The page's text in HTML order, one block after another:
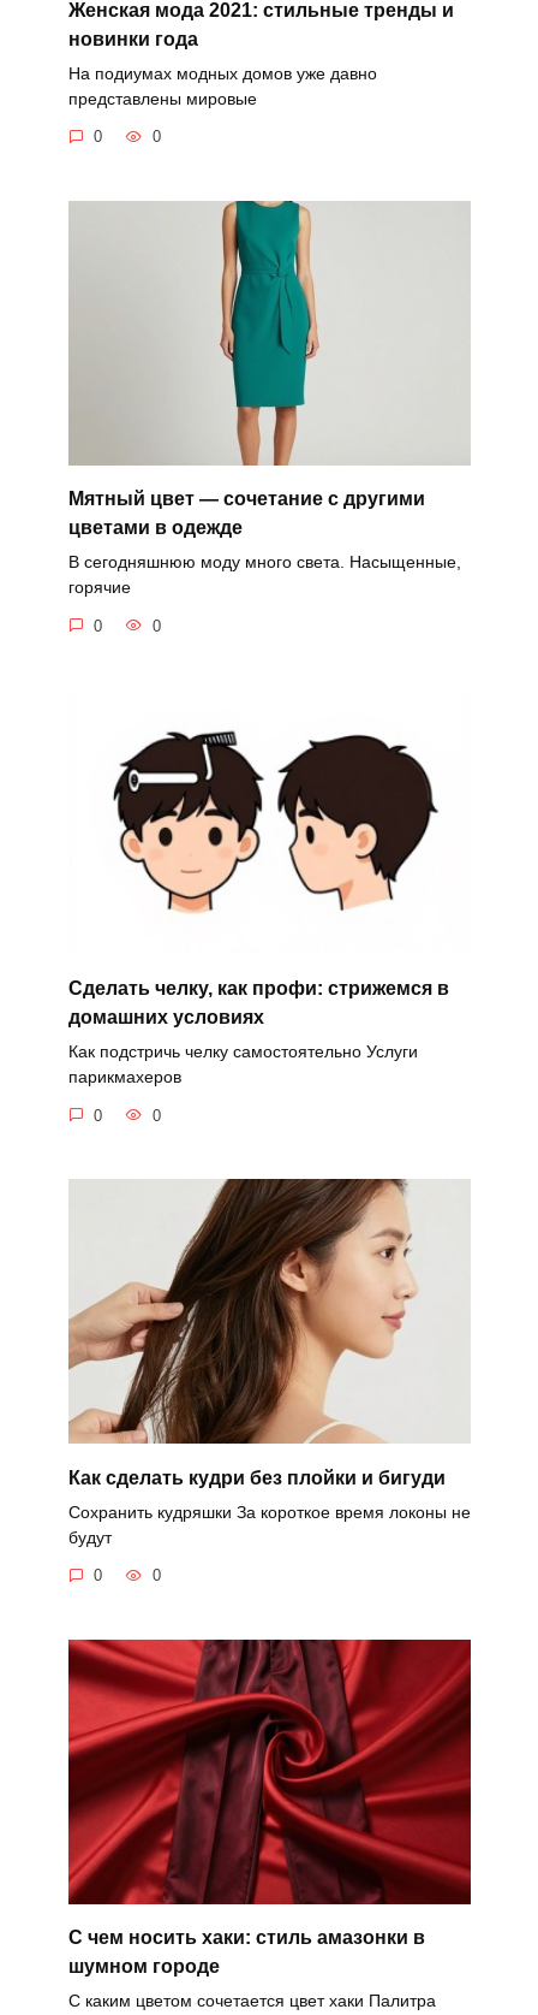
Женская мода 2021: стильные тренды и
новинки года
На подиумах модных домов уже давно
представлены мировые
0 0
Мятный цвет — сочетание с другими
цветами в одежде
В сегодняшнюю моду много света. Насыщенные,
горячие
0 0
Сделать челку, как профи: стрижемся в
домашних условиях
Как подстричь челку самостоятельно Услуги
парикмахеров
0 0
Как сделать кудри без плойки и бигуди
Сохранить кудряшки За короткое время локоны не
будут
0 0
С чем носить хаки: стиль амазонки в
шумном городе
С каким цветом сочетается цвет хаки Палитра